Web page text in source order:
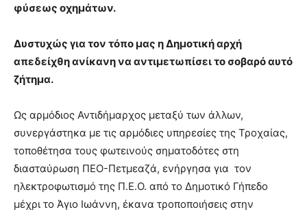
φύσεως οχημάτων.
Δυστυχώς για τον τόπο μας η Δημοτική αρχή
απεδείχθη ανίκανη να αντιμετωπίσει το σοβαρό αυτό
ζήτημα.
Ως αρμόδιος Αντιδήμαρχος μεταξύ των άλλων,
συνεργάστηκα με τις αρμόδιες υπηρεσίες της Τροχαίας,
τοποθέτησα τους φωτεινούς σηματοδότες στη
διασταύρωση ΠΕΟ-Πετμεαζά, ενήργησα για τον
ηλεκτροφωτισμό της Π.Ε.Ο. από το Δημοτικό Γήπεδο
μέχρι το Άγιο Ιωάννη, έκανα τροποποιήσεις στην